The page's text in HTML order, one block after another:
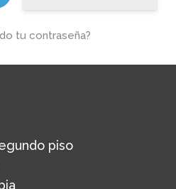
tu contraseña?
piso